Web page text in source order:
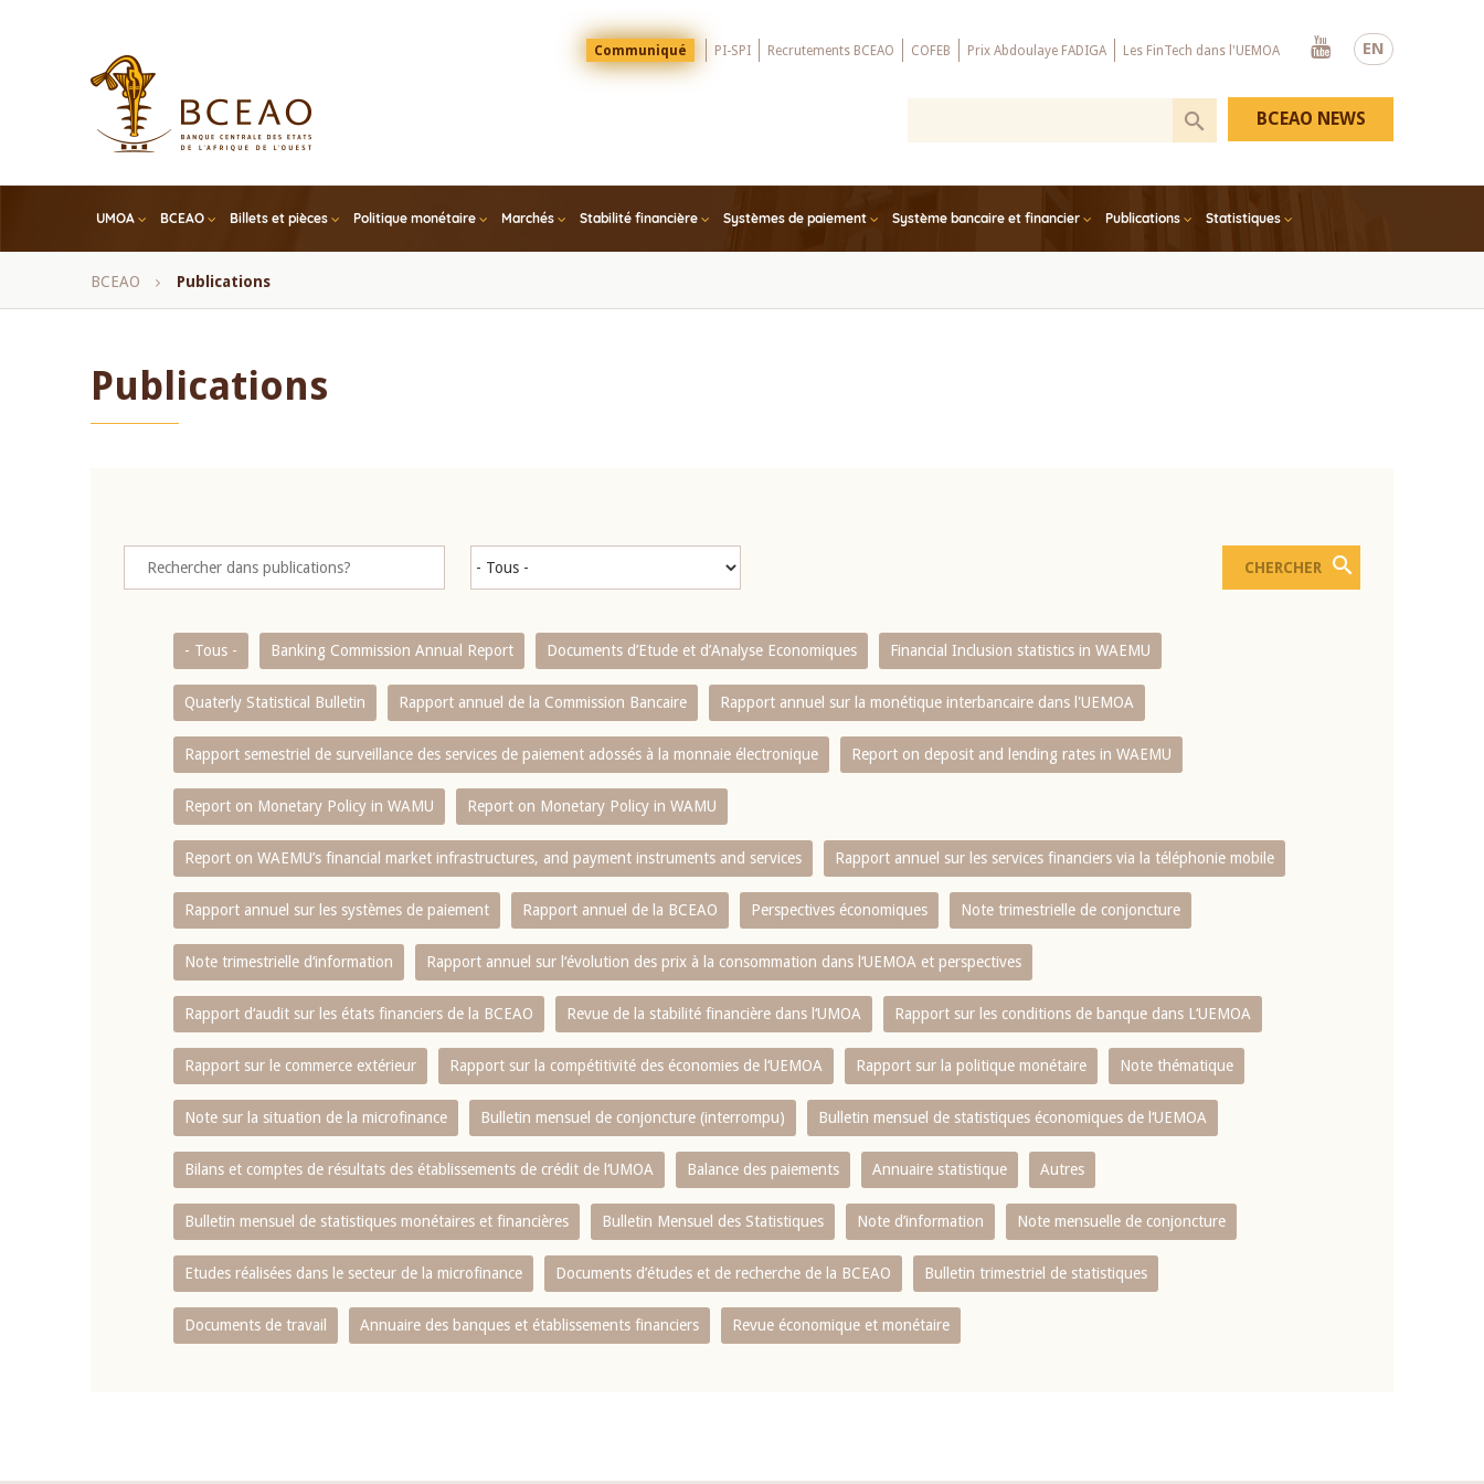
EN
Menu
Top
Communiqué PI-SPI Recrutements BCEAO COFEB Prix Abdoulaye FADIGA Les FinTech dans l'UEMOA
Youtube
UMOA BCEAO Billets et pièces Politique monétaire Marchés Stabilité financière Systèmes de paiement Système bancaire et financier Publications Statistiques
BCEAO NEWS
Fil
BCEAO Publications
Publications
- Tous - Banking Commission Annual Report Documents d’Etude et d’Analyse Economiques Financial Inclusion statistics in WAEMU
Quaterly Statistical Bulletin Rapport annuel de la Commission Bancaire Rapport annuel sur la monétique interbancaire dans l'UEMOA
Rapport semestriel de surveillance des services de paiement adossés à la monnaie électronique Report on deposit and lending rates in WAEMU
Report on Monetary Policy in WAMU Report on Monetary Policy in WAMU
Report on WAEMU’s financial market infrastructures, and payment instruments and services Rapport annuel sur les services financiers via la téléphonie mobile
Rapport annuel sur les systèmes de paiement Rapport annuel de la BCEAO Perspectives économiques Note trimestrielle de conjoncture
Note trimestrielle d‘information Rapport annuel sur l‘évolution des prix à la consommation dans l‘UEMOA et perspectives
Rapport d‘audit sur les états financiers de la BCEAO Revue de la stabilité financière dans l‘UMOA Rapport sur les conditions de banque dans L‘UEMOA
Rapport sur le commerce extérieur Rapport sur la compétitivité des économies de l‘UEMOA Rapport sur la politique monétaire Note thématique
Note sur la situation de la microfinance Bulletin mensuel de conjoncture (interrompu) Bulletin mensuel de statistiques économiques de l‘UEMOA
Bilans et comptes de résultats des établissements de crédit de l‘UMOA Balance des paiements Annuaire statistique Autres
Bulletin mensuel de statistiques monétaires et financières Bulletin Mensuel des Statistiques Note d’information Note mensuelle de conjoncture
Etudes réalisées dans le secteur de la microfinance Documents d’études et de recherche de la BCEAO Bulletin trimestriel de statistiques
Documents de travail Annuaire des banques et établissements financiers Revue économique et monétaire